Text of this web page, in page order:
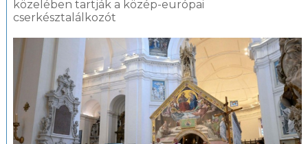
közelében tartják a közép-európai
cserkésztalálkozót